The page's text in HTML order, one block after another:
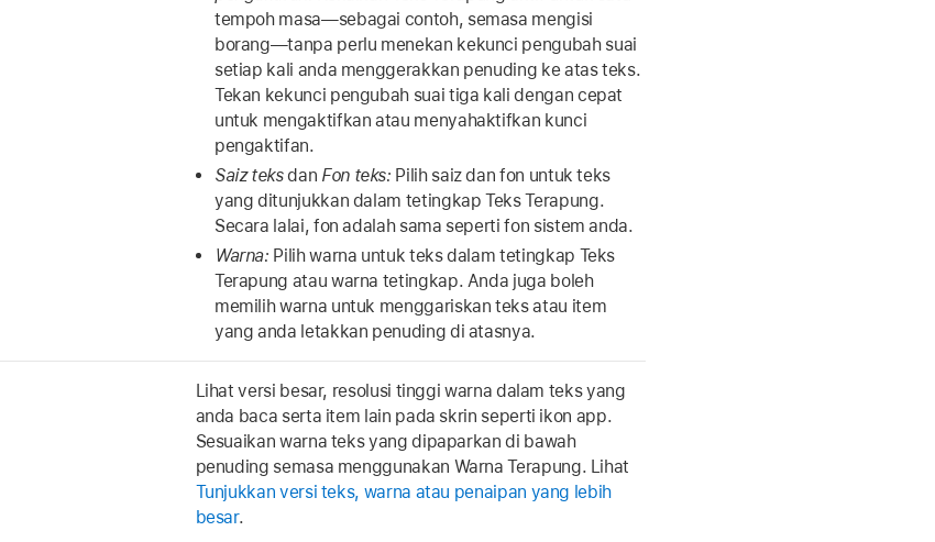
tempoh masa—sebagai contoh, semasa mengisi
borang—tanpa perlu menekan kekunci pengubah suai
setiap kali anda menggerakkan penuding ke atas teks.
Tekan kekunci pengubah suai tiga kali dengan cepat
untuk mengaktifkan atau menyahaktifkan kunci
pengaktifan.
Saiz teksdan Fon teks: Pilih saiz dan fon untuk teks
yang ditunjukkan dalam tetingkap Teks Terapung.
Secara lalai, fon adalah sama seperti fon sistem anda.
Warna: Pilih warna untuk teks dalam tetingkap Teks
Terapung atau warna tetingkap. Anda juga boleh
memilih warna untuk menggariskan teks atau item
yang anda letakkan penuding di atasnya.
Lihat versi besar, resolusi tinggi warna dalam teks yang
anda baca serta item lain pada skrin seperti ikon app.
Sesuaikan warna teks yang dipaparkan di bawah
penuding semasa menggunakan Warna Terapung. Lihat
Tunjukkan versi teks, warna atau penaipan yang lebih
besar.